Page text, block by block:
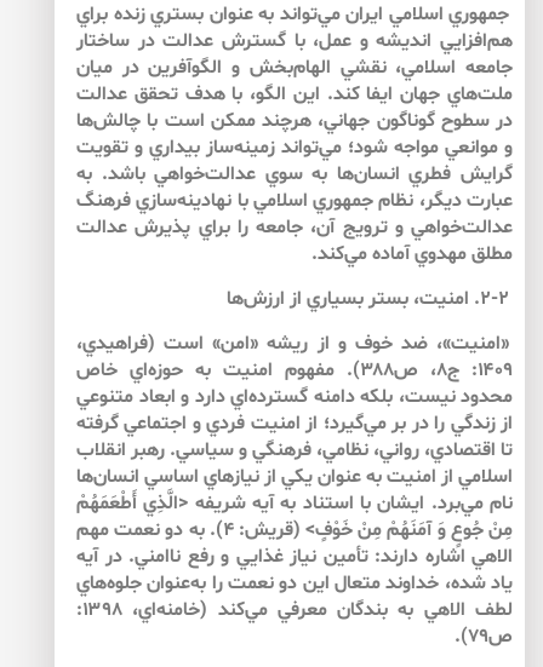
جمهوري اسلامي ايران مي‌تواند به عنوان بستري زنده براي
هم‌افزايي انديشه و عمل، با گسترش عدالت در ساختار
جامعه اسلامي، نقشي الهام‌بخش و الگوآفرين در ميان
ملت‌هاي جهان ايفا كند. اين الگو، با هدف تحقق عدالت
در سطوح گوناگون جهاني، هرچند ممكن است با چالش‌ها
و موانعي مواجه شود؛ مي‌تواند زمينه‌ساز بيداري و تقويت
گرايش فطري انسان‌ها به سوي عدالت‌خواهي باشد. به
عبارت ديگر، نظام جمهوري اسلامي با نهادينه‌سازي فرهنگ
عدالت‌خواهي و ترويج آن، جامعه را براي پذيرش عدالت
مطلق مهدوي آماده مي‌كند.
۲-۲. امنيت، بستر بسياري از ارزش‌ها
«امنيت»، ضد خوف و از ريشه «امن» است (فراهيدي،
۱۴۰۹: ج۸، ص۳۸۸). مفهوم امنيت به حوزه‌اي خاص
محدود نيست، بلكه دامنه‌ گسترده‌اي دارد و ابعاد متنوعي
از زندگي را در بر مي‌گيرد؛ از امنيت فردي و اجتماعي گرفته
تا اقتصادي، رواني، نظامي، فرهنگي و سياسي. رهبر انقلاب
اسلامي از امنيت به ‌عنوان يكي از نيازهاي اساسي انسان‌ها
نام مي‌برد. ايشان با استناد به آيه شريفه <الَّذِي أَطْعَمَهُمْ
مِنْ جُوعٍ وَ آمَنَهُمْ مِنْ خَوْفٍ> (قريش: ۴). به دو نعمت مهم
الاهي اشاره دارند: تأمين نياز غذايي و رفع ناامني. در آيه
ياد شده، خداوند متعال اين دو نعمت را به‌عنوان جلوه‌هاي
لطف الاهي به بندگان معرفي مي‌كند (خامنه‌‌اي، ۱۳۹۸:
ص۷۹).